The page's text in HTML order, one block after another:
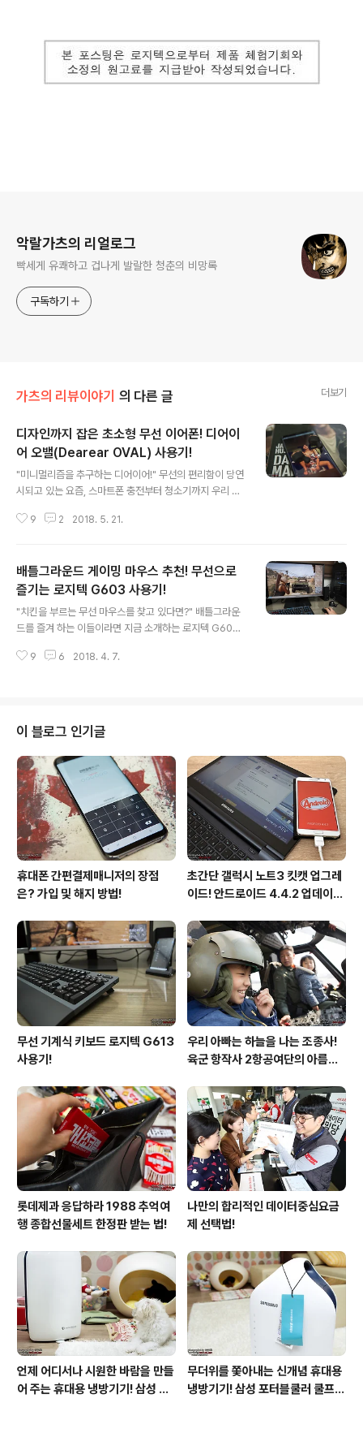
악랄가츠의 리얼로그
빡세게 유쾌하고 겁나게 발랄한 청춘의 비망록
구독하기
가츠의 리뷰이야기 의 다른 글 더보기
디자인까지 잡은 초소형 무선 이어폰! 디어이
어 오밸(Dearear OVAL) 사용기!
"미니멀리즘을 추구하는 디어이어!" 무선의 편리함이 당연
시되고 있는 요즘, 스마트폰 충전부터 청소기까지 우리 주
중에서도 가장 빈번하고 사용하고 있는 무선 아이템이 바
써본 사람도 공감할 수 있다. 지금 소개하는 무선 블루투스
이어폰은 미니얼리즘을 추구하는 디어이어의 핸드메이드
제품으로 6mm 네오디움 드라이버를 채용했다. 그럼 지금
부터 디자인과 편리함을 동시에 잡은 디어이어 오밸(Dear
오밸을 만나다!" 현재 국내 오픈마켓에서 판매되고 있는 디
9 2 2018. 5. 21.
배틀그라운드 게이밍 마우스 추천! 무선으로
즐기는 로지텍 G603 사용기!
"치킨을 부르는 무선 마우스를 찾고 있다면?" 배틀그라운
드를 즐겨 하는 이들이라면 지금 소개하는 로지텍 G603
마우스에 버금가는 뛰어난 성능과 압도적인 배터리 효율을
무선 게이밍 마우스의 핵심은 안정적인 연결이다. 촌각을
다투는 전장에서 잠깐이라도 버벅거린다면 게이밍 마우스
라고 할 수 없기 때문이다. 로지텍 G603은 LIGHTSPEE
D 기술을 적용해 무선 연결 시에도 유선 마우스에 버금가
는 1ms의 초고속 보고율을 지원한다. 나아가 더욱 안정적
인 연결을 위한 무선 수신기 연장 케..
9 6 2018. 4. 7.
이 블로그 인기글
휴대폰 간편결제매니저의 장점
은? 가입 및 해지 방법!
초간단 갤럭시 노트3 킷캣 업그레
이드! 안드로이드 4.4.2 업데이트
무선 기계식 키보드 로지텍 G613
사용기!
우리 아빠는 하늘을 나는 조종사!
육군 항작사 2항공여단의 아름다
롯데제과 응답하라 1988 추억여
행 종합선물세트 한정판 받는 법!
나만의 합리적인 데이터중심요금
제 선택법!
언제 어디서나 시원한 바람을 만들
어 주는 휴대용 냉방기기! 삼성 포
무더위를 쫓아내는 신개념 휴대용
냉방기기! 삼성 포터블쿨러 쿨프레